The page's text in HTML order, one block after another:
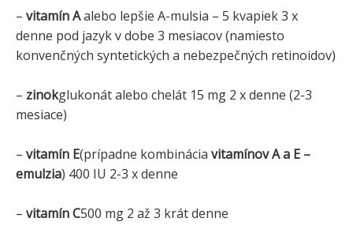
– vitamín Aalebo lepšie A-mulsia – 5 kvapiek 3 x
denne pod jazyk v dobe 3 mesiacov (namiesto
konvenčných syntetických a nebezpečných retinoidov)
– zinokglukonát alebo chelát 15 mg 2 x denne (2-3
mesiace)
– vitamín E(prípadne kombinácia vitamínov A a E –
emulzia) 400 IU 2-3 x denne
– vitamín C500 mg 2 až 3 krát denne